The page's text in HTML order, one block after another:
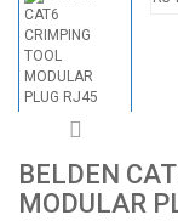
BELDEN
MODULAR